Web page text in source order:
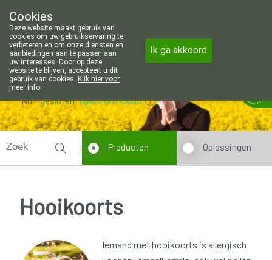
011/606002
Nu gesloten opent om 13u30
Producten Oplossingen
Hooikoorts
Iemand met hooikoorts is allergisch
Cookies
Deze website maakt gebruik van
cookies om uw gebruikservaring te
verbeteren en om onze diensten en
aanbiedingen aan te passen aan
uw interesses. Door op deze
website te blijven, accepteert u dit
gebruik van cookies. Klik hier voor
meer info.
Ik ga akkoord